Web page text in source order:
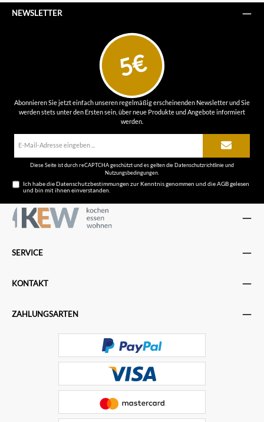
NEWSLETTER
5€
Abonnieren Sie jetzt einfach unseren regelmäßig erscheinenden Newsletter und Sie
werden stets unter den Ersten sein, über neue Produkte und Angebote informiert
werden.
Diese Seite ist durch reCAPTCHA geschützt und es gelten die Datenschutzrichtlinieund
Nutzungsbedingungen.
Ich habe dieDatenschutzbestimmungen zur Kenntnis genommen und dieAGBgelesen
und bin mit ihnen einverstanden.
SERVICE
KONTAKT
ZAHLUNGSARTEN